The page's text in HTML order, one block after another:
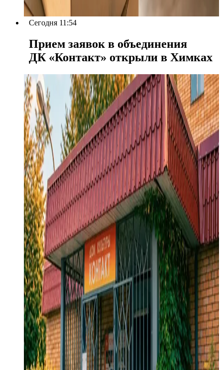
Сегодня 11:54
Прием заявок в объединения
ДК «Контакт» открыли в Химках